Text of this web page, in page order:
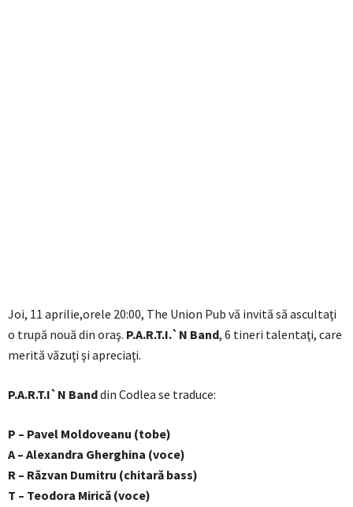
Joi, 11 aprilie,orele 20:00, The Union Pub vă invită să ascultaţi
o trupă nouă din oraş. P.A.R.T.I.`N Band, 6 tineri talentaţi, care
merită văzuţi şi apreciaţi.
P.A.R.T.I`N Banddin Codlea se traduce:
P – Pavel Moldoveanu (tobe)
A – Alexandra Gherghina (voce)
R – Răzvan Dumitru (chitară bass)
T – Teodora Mirică (voce)